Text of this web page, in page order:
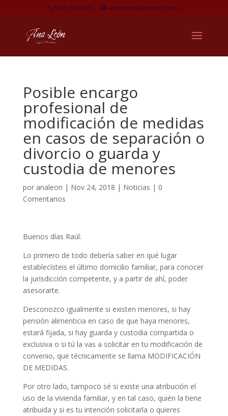
983 262 389 analeon@analeon.com
Posible encargo
profesional de
modificación de medidas
en casos de separación o
divorcio o guarda y
custodia de menores
por analeon | Nov 24, 2018 | Noticias | 0
Comentarios
Buenos días Raúl:
Lo primero de todo debería saber en qué lugar
establecísteis el último domicilio familiar, para conocer
la jurisdicción competente, y a partir de ahí, poder
asesorarte.
Desconozco igualmente si existen menores, si hay
pensión alimenticia en caso de que haya menores,
estará fijada, si hay guarda y custodia compartida o
exclusiva o si tú la vas a solicitar en tu modificación de
convenio, que técnicamente se llama MODIFICACIÓN
DE MEDIDAS.
Por otro lado, tampoco sé si existe una atribución el
uso de la vivienda familiar, y en tal caso, quién la tiene
atribuida y si es tu intención solicitarla o quieres